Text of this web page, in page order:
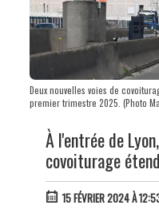
Deux nouvelles voies de
premier trimestre 2025. (Photo
À l'entrée de
covoiturage
15 FÉVRIER 2024 À